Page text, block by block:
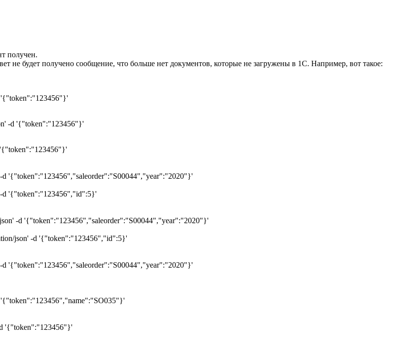
получен.
не будет получено сообщение, что больше нет документов, которые не загружены в 1С. Например, вот такое:
'{"token":"123456"}'
-d '{"token":"123456"}'
'{"token":"123456"}'
-d '{"token":"123456","saleorder":"S00044","year":"2020"}'
-d '{"token":"123456","id":5}'
-d '{"token":"123456","saleorder":"S00044","year":"2020"}'
json' -d '{"token":"123456","id":5}'
-d '{"token":"123456","saleorder":"S00044","year":"2020"}'
'{"token":"123456","name":"SO035"}'
d '{"token":"123456"}'